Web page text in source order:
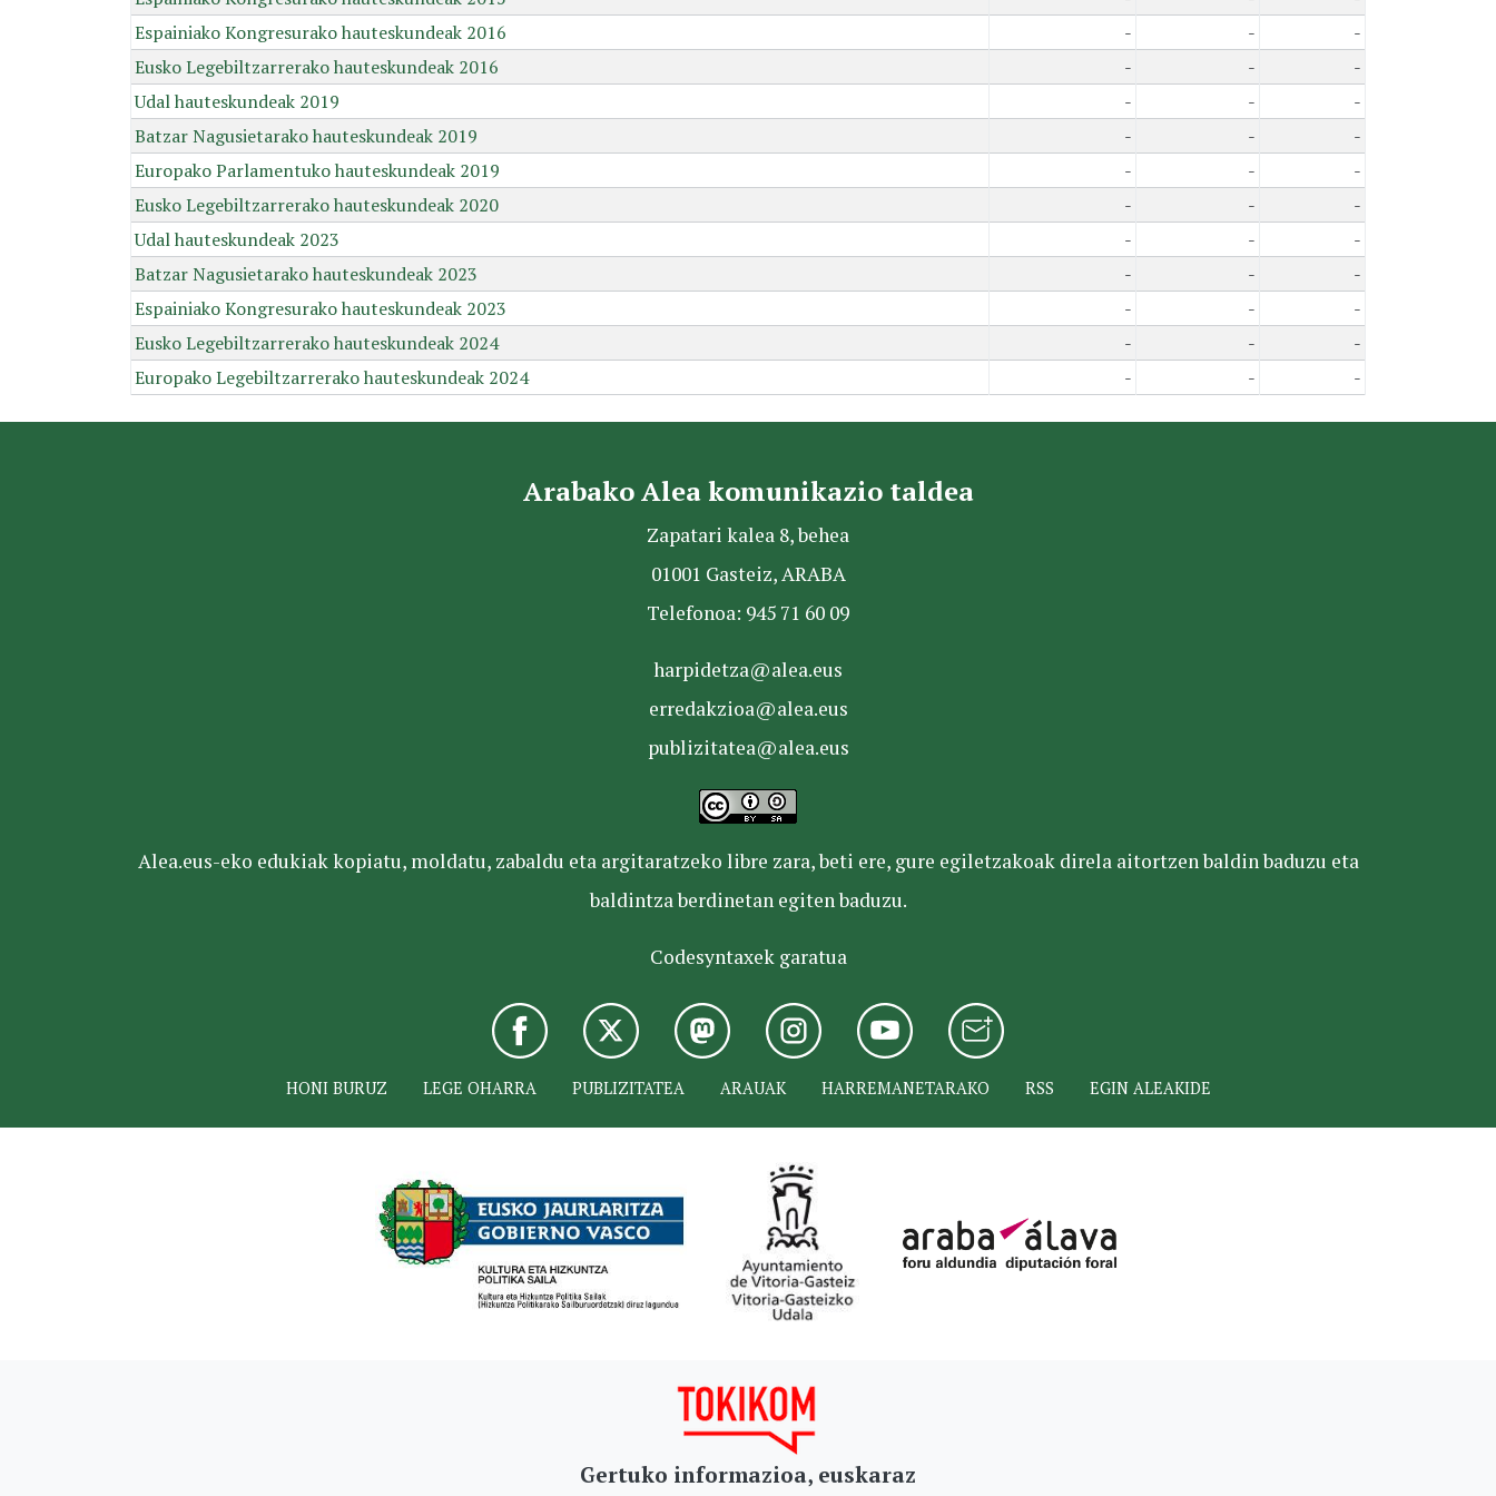
Espainiako Kongresurako hauteskundeak 2016
- -
-
Eusko Legebiltzarrerako hauteskundeak 2016
- -
-
Udal hauteskundeak 2019
- -
-
Batzar Nagusietarako hauteskundeak 2019
- -
-
Europako Parlamentuko hauteskundeak 2019
- -
-
Eusko Legebiltzarrerako hauteskundeak 2020
- -
-
Udal hauteskundeak 2023
- -
-
Batzar Nagusietarako hauteskundeak 2023
- -
-
Espainiako Kongresurako hauteskundeak 2023
- -
-
Eusko Legebiltzarrerako hauteskundeak 2024
- -
-
Europako Legebiltzarrerako hauteskundeak 2024
- - -
Arabako Alea komunikazio taldea
Zapatari kalea 8, behea
01001 Gasteiz, ARABA
Telefonoa: 945 71 60 09
harpidetza@alea.eus
erredakzioa@alea.eus
publizitatea@alea.eus
Alea.eus-eko edukiak kopiatu, moldatu, zabaldu eta argitaratzeko libre zara, beti ere, gure egiletzakoak direla aitortzen baldin baduzu eta
baldintza berdinetan egiten baduzu.
Codesyntaxek garatua
HONI BURUZ LEGE OHARRA PUBLIZITATEA ARAUAK HARREMANETARAKO RSS EGIN ALEAKIDE
Gertuko informazioa, euskaraz